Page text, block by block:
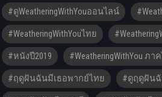
#ดูWeatheringWithYouออนไลน์
#WeatheringWithYouไทย
#หนังปี2019 #WeatheringWithYou ภ
#ฤดูฝันฉันมีเธอพากย์ไทย #ดูฤดูฝัน